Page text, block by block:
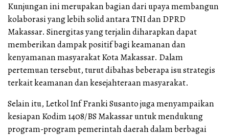
Kunjungan ini merupakan bagian dari upaya membangun
kolaborasi yang lebih solid antara TNI dan DPRD
Makassar. Sinergitas yang terjalin diharapkan dapat
memberikan dampak positif bagi keamanan dan
kenyamanan masyarakat Kota Makassar. Dalam
pertemuan tersebut, turut dibahas beberapa isu strategis
terkait keamanan dan kesejahteraan masyarakat.
Selain itu, Letkol Inf Franki Susanto juga menyampaikan
kesiapan Kodim 1408/BS Makassar untuk mendukung
program-program pemerintah daerah dalam berbagai